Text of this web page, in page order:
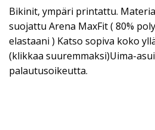
Bikinit, ympäri printattu.
suojattu Arena MaxFit ( 80%
elastaani ) Katso sopiva koko
(klikkaa suuremmaksi)Uima-
palautusoikeutta.